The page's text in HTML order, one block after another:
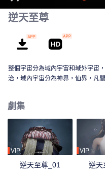
逆天至尊
整個宇宙分為域內宇宙和域外宇宙
治，域內宇宙分為神界，仙界，凡
宙入侵時，鴻蒙至尊被混沌至尊和
迴。鴻蒙至尊親人手下被殺，家園
尊也背叛了他。而且在他萬世輪迴
身上。 譚雲是望月鎮小貴族譚家
激才能覺醒。在婚禮中，譚雲撞見
之時終於覺醒了鴻蒙至尊的記憶。
命，擁有了神級的天賦，然後開始
劇集
VIP
逆天至尊_01
VIP
逆天